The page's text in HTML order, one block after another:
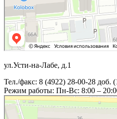
ул.Усти-на-Лабе, д.1
Тел./факс: 8 (4922) 28-00-28 доб.
Режим работы: Пн-Вс: 8:00 –